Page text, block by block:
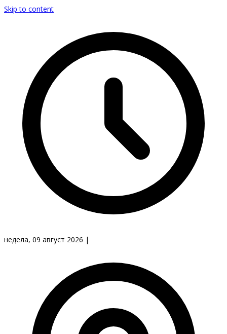
Skip to content
недела, 09 август 2026 |